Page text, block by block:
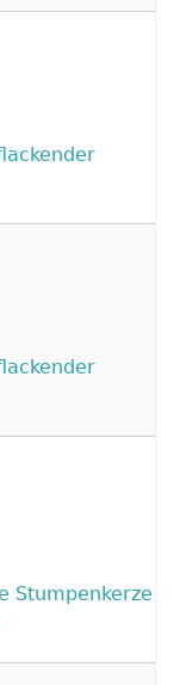
Stumpenkerze